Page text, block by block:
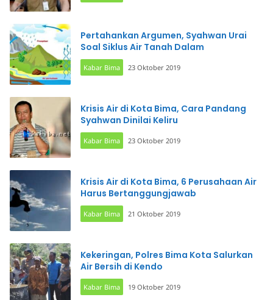
Pertahankan Argumen, Syahwan Urai
Soal Siklus Air Tanah Dalam
Kabar Bima 23 Oktober 2019
Krisis Air di Kota Bima, Cara Pandang
Syahwan Dinilai Keliru
Kabar Bima 23 Oktober 2019
Krisis Air di Kota Bima, 6 Perusahaan Air
Harus Bertanggungjawab
Kabar Bima 21 Oktober 2019
Kekeringan, Polres Bima Kota Salurkan
Air Bersih di Kendo
Kabar Bima 19 Oktober 2019